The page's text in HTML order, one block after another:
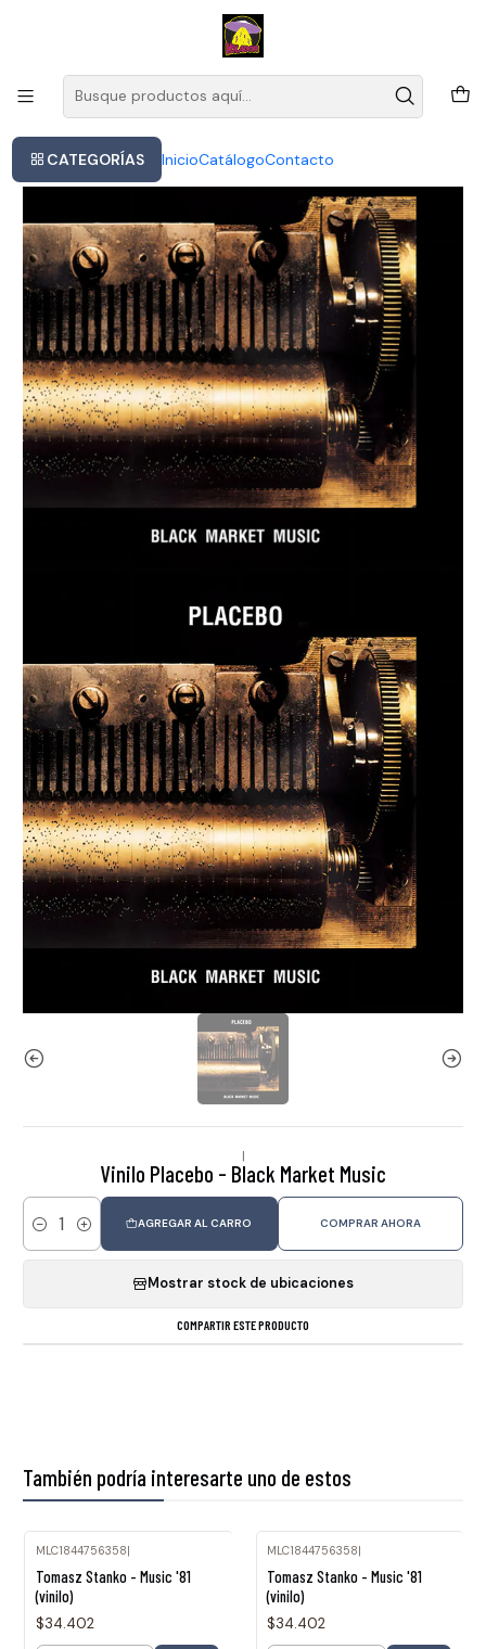
CATEGORÍAS InicioCatálogoContacto
Este es el texto del slide
|
Vinilo Placebo - Black Market Music
Cantidad
AGREGAR AL CARRO COMPRAR AHORA
Mostrar stock de ubicaciones
COMPARTIR ESTE PRODUCTO
También podría interesarte uno de estos
MLC1844756358|
Tomasz Stanko - Music '81
(vinilo)
$34.402
MLC1844756358|
Tomasz Stanko - Music '81
(vinilo)
$34.402